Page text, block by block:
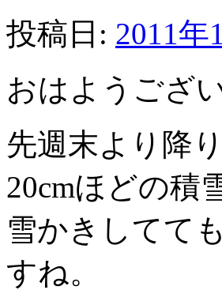
投稿日: 2011年
おはようござ
先週末より降
20cmほどの積
雪かきしてて
すね。